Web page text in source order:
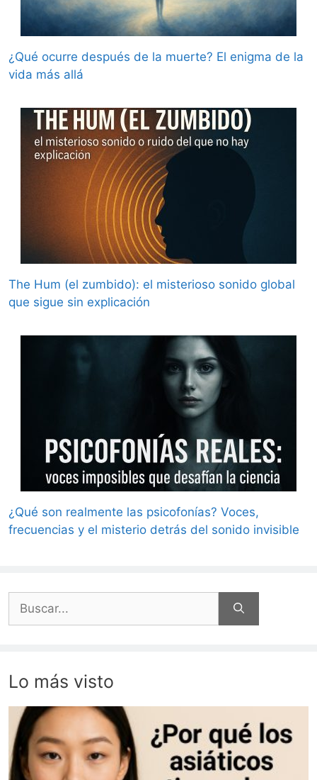
¿Qué ocurre después de la muerte? El enigma de la
vida más allá
The Hum (el zumbido): el misterioso sonido global
que sigue sin explicación
¿Qué son realmente las psicofonías? Voces,
frecuencias y el misterio detrás del sonido invisible
Lo más visto